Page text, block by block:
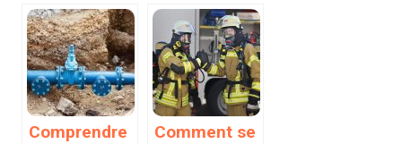
Comprendre
Comment se